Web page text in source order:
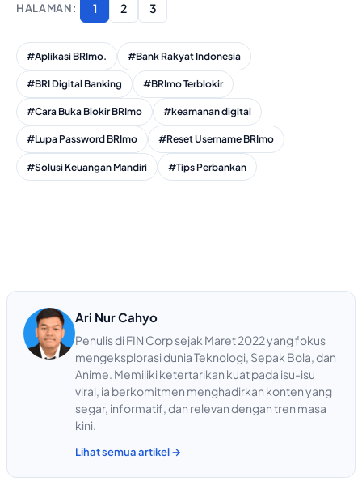
1 2 3
#Aplikasi BRImo. #Bank Rakyat Indonesia
#BRI Digital Banking #BRImo Terblokir
#Cara Buka Blokir BRImo #keamanan digital
#Lupa Password BRImo #Reset Username BRImo
#Solusi Keuangan Mandiri #Tips Perbankan
Ari Nur Cahyo
Penulis di FIN Corp sejak Maret 2022 yang fokus
mengeksplorasi dunia Teknologi, Sepak Bola, dan
Anime. Memiliki ketertarikan kuat pada isu-isu
viral, ia berkomitmen menghadirkan konten yang
segar, informatif, dan relevan dengan tren masa
kini.
Lihat semua artikel →